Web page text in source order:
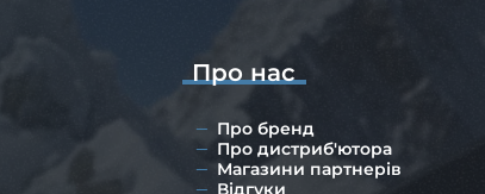
Про нас
Про бренд
Про дистриб'ютора
Магазини партнерів
Відгуки